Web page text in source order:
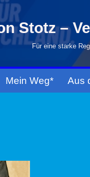
Stotz –
Für eine starke
Mein Weg* Aus